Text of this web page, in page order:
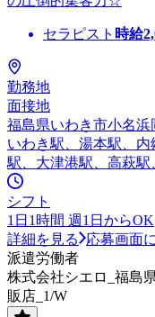
セラピスト 時給
勤務地
面接地
福島県いわき市小名浜
いわき駅、湯本駅、
駅、大津港駅、高萩駅
シフト
1日1時間 週1日からOK
詳細を見る
応募画面
派遣労働者
株式会社シエロ_福島
販店_1/W